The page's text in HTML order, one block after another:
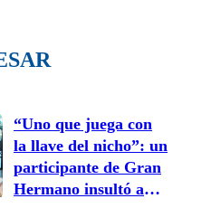
“Uno que juega con
la llave del nicho”: un
participante de Gran
Hermano insultó a